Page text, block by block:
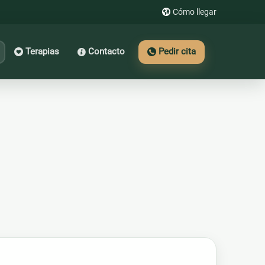
Cómo llegar
Terapias Contacto Pedir cita